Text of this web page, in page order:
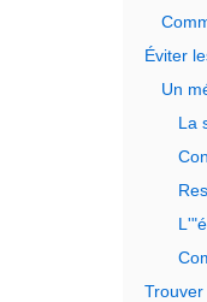
Éviter
Un
La